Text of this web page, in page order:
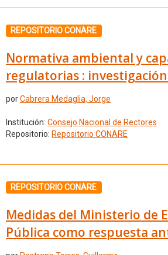
REPOSITORIO CONARE
Normativa ambiental y
regulatorias :
porCabrera Medaglia, Jorge
Institución: Consejo Nacional de Rectores
Repositorio: Repositorio CONARE
REPOSITORIO CONARE
Medidas del Ministerio de
Pública como respuesta